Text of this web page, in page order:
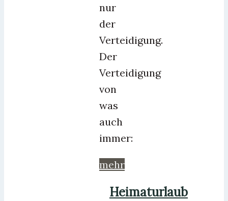
nur
der
Verteidigung.
Der
Verteidigung
von
was
auch
immer:
mehr
Heimaturlaub